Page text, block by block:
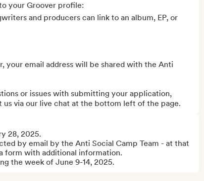
your Groover profile:
and producers can link to an album, EP, or
your email address will be shared with the Anti
or issues with submitting your application,
via our live chat at the bottom left of the page.
28, 2025.
by email by the Anti Social Camp Team - at that
form with additional information.
the week of June 9-14, 2025.